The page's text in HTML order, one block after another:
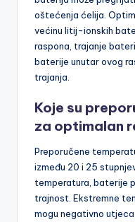
oštećenja ćelija.
većinu litij-ionskih
raspona, trajanje
baterije unutar ovog
trajanja.
Koje su
za optimalan
Preporučene
između 20 i 25
temperatura, baterije
trajnost. Ekstremne
mogu negativno